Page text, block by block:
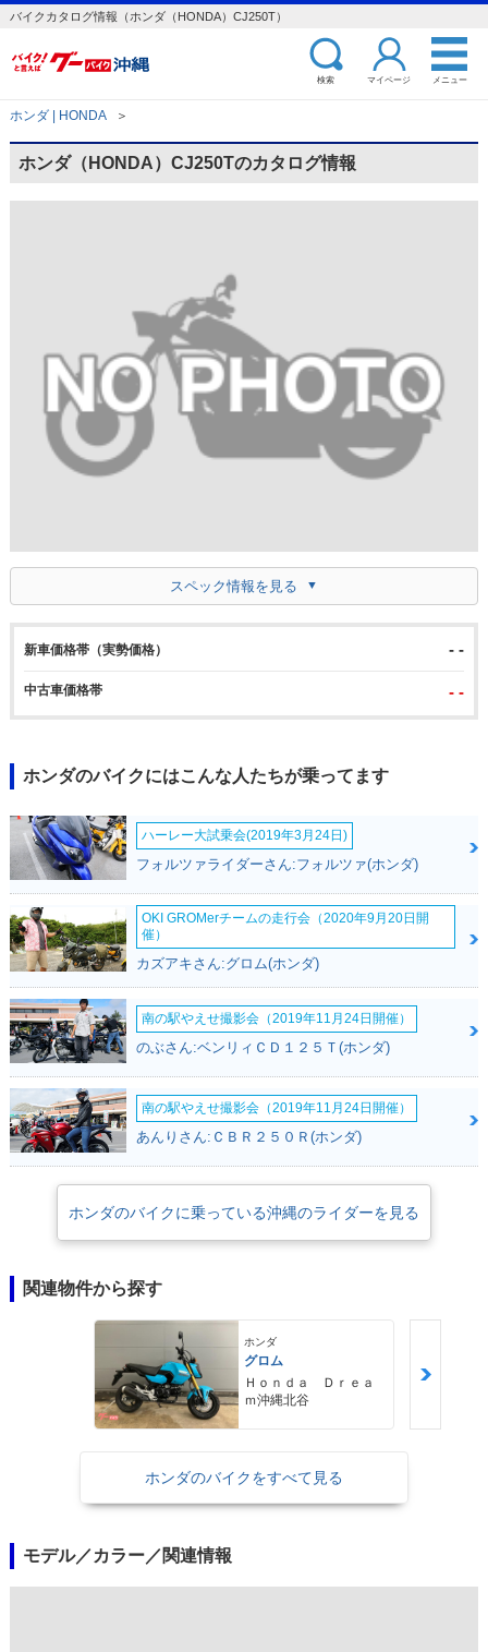
バイクカタログ情報（ホンダ（HONDA）CJ250T）
検索 マイページ メニュー
ホンダ | HONDA ＞
ホンダ（HONDA）CJ250Tのカタログ情報
スペック情報を見る
新車価格帯（実勢価格） - -
中古車価格帯 - -
ホンダのバイクにはこんな人たちが乗ってます
ハーレー大試乗会(2019年3月24日)
フォルツァライダーさん:フォルツァ(ホンダ)
OKI GROMerチームの走行会（2020年9月20日開
催）
カズアキさん:グロム(ホンダ)
南の駅やえせ撮影会（2019年11月24日開催）
のぶさん:ベンリィＣＤ１２５Ｔ(ホンダ)
南の駅やえせ撮影会（2019年11月24日開催）
あんりさん:ＣＢＲ２５０Ｒ(ホンダ)
ホンダのバイクに乗っている沖縄のライダーを見る
関連物件から探す
ホンダ
グロム
Ｈｏｎｄａ Ｄｒｅａ
ｍ沖縄北谷
ホンダのバイクをすべて見る
モデル／カラー／関連情報